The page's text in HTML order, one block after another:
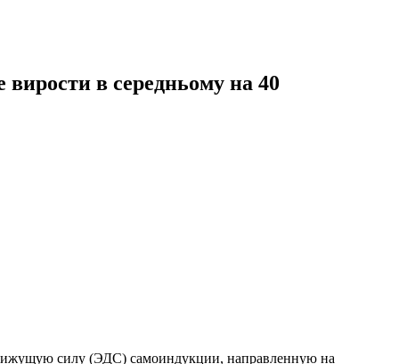
в середньому на 40
силу (ЭДС) самоиндукции, направленную на